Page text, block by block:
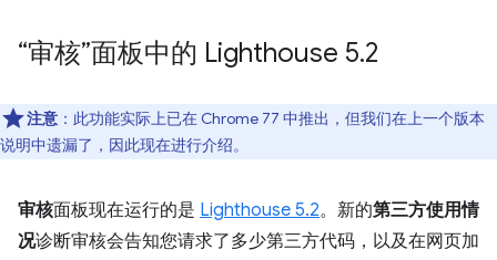
“审核”面板中的 Lighthouse 5.2
注意 ：此功能实际上已在 Chrome 77 中推出，但我们在上一个版本
说明中遗漏了，因此现在进行介绍。
审核面板现在运行的是 Lighthouse 5.2。新的第三方使用情
况诊断审核会告知您请求了多少第三方代码，以及在网页加